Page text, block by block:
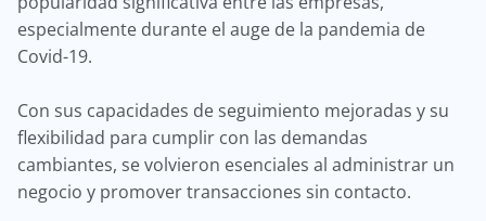
especialmente durante el auge de la pandemia de
Covid-19.
Con sus capacidades de seguimiento mejoradas y su
flexibilidad para cumplir con las demandas
cambiantes, se volvieron esenciales al administrar un
negocio y promover transacciones sin contacto.